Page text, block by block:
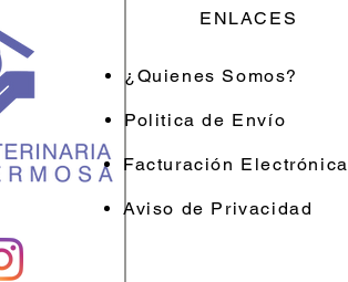
ENLACES
¿Quienes Somos?
Politica de Envío
Facturación Electrónica
Aviso de Privacidad